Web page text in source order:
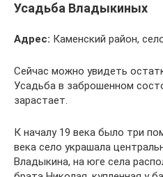
Усадьба Владыкиных
Адрес: Каменский район,
Сейчас можно увидеть
Усадьба в заброшенном
зарастает.
К началу 19 века было три
века село украшала
Владыкина, на юге села